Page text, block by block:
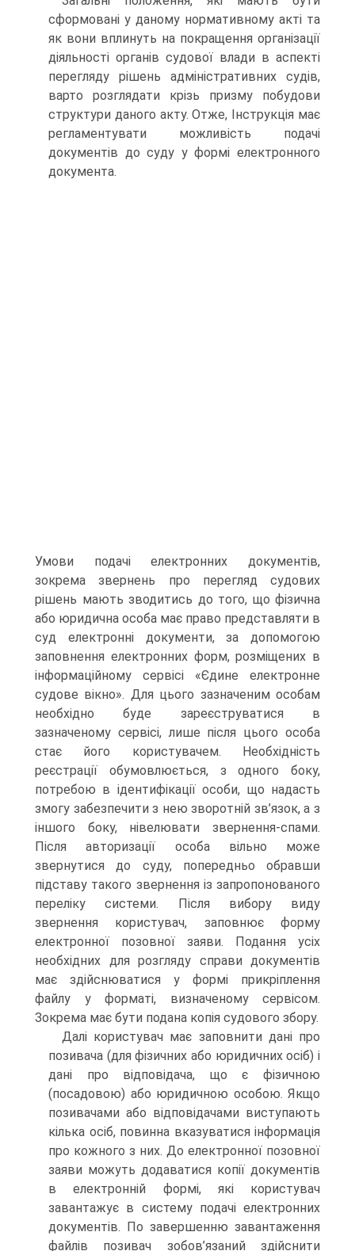
сформовані у даному нормативному акті та
як вони вплинуть на покращення організації
діяльності органів судової влади в аспекті
перегляду рішень адміністративних судів,
варто розглядати крізь призму побудови
структури даного акту. Отже, Інструкція має
регламентувати можливість подачі
документів до суду у формі електронного
документа.
Умови подачі електронних документів,
зокрема звернень про перегляд судових
рішень мають зводитись до того, що фізична
або юридична особа має право представляти в
суд електронні документи, за допомогою
заповнення електронних форм, розміщених в
інформаційному сервісі «Єдине електронне
судове вікно». Для цього зазначеним особам
необхідно буде зареєструватися в
зазначеному сервісі, лише після цього особа
стає його користувачем. Необхідність
реєстрації обумовлюється, з одного боку,
потребою в ідентифікації особи, що надасть
змогу забезпечити з нею зворотній зв’язок, а з
іншого боку, нівелювати звернення-спами.
Після авторизації особа вільно може
звернутися до суду, попередньо обравши
підставу такого звернення із запропонованого
переліку системи. Після вибору виду
звернення користувач, заповнює форму
електронної позовної заяви. Подання усіх
необхідних для розгляду справи документів
має здійснюватися у формі прикріплення
файлу у форматі, визначеному сервісом.
Зокрема має бути подана копія судового збору.
Далі користувач має заповнити дані про
позивача (для фізичних або юридичних осіб) і
дані про відповідача, що є фізичною
(посадовою) або юридичною особою. Якщо
позивачами або відповідачами виступають
кілька осіб, повинна вказуватися інформація
про кожного з них. До електронної позовної
заяви можуть додаватися копії документів
в електронній формі, які користувач
завантажує в систему подачі електронних
документів. По завершенню завантаження
файлів позивач зобов’язаний здійснити